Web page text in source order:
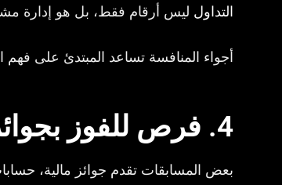
التداول ليس أرقام فقط، بل هو إدارة
أجواء المنافسة تساعد المبتدئ على فهم
4. فرص للفوز بجوائز
بعض المسابقات تقدم جوائز مالية،